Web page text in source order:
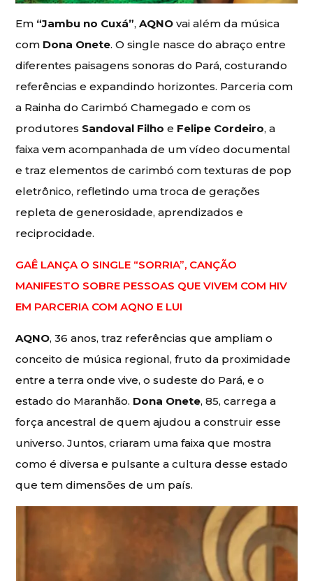
Em “Jambu no Cuxá”,AQNOvai além da música
com Dona Onete. O single nasce do abraço entre
diferentes paisagens sonoras do Pará, costurando
referências e expandindo horizontes. Parceria com
a Rainha do Carimbó Chamegado e com os
produtores Sandoval Filho e Felipe Cordeiro, a
faixa vem acompanhada de um vídeo documental
e traz elementos de carimbó com texturas de pop
eletrônico, refletindo uma troca de gerações
repleta de generosidade, aprendizados e
reciprocidade.
GAÊ LANÇA O SINGLE “SORRIA”, CANÇÃO
MANIFESTO SOBRE PESSOAS QUE VIVEM COM HIV
EM PARCERIA COM AQNO E LUI
AQNO, 36 anos, traz referências que ampliam o
conceito de música regional, fruto da proximidade
entre a terra onde vive, o sudeste do Pará, e o
estado do Maranhão. Dona Onete, 85, carrega a
força ancestral de quem ajudou a construir esse
universo. Juntos, criaram uma faixa que mostra
como é diversa e pulsante a cultura desse estado
que tem dimensões de um país.